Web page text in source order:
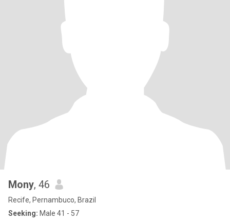
Mony, 46
Recife, Pernambuco, Brazil
Seeking: Male 41 - 57